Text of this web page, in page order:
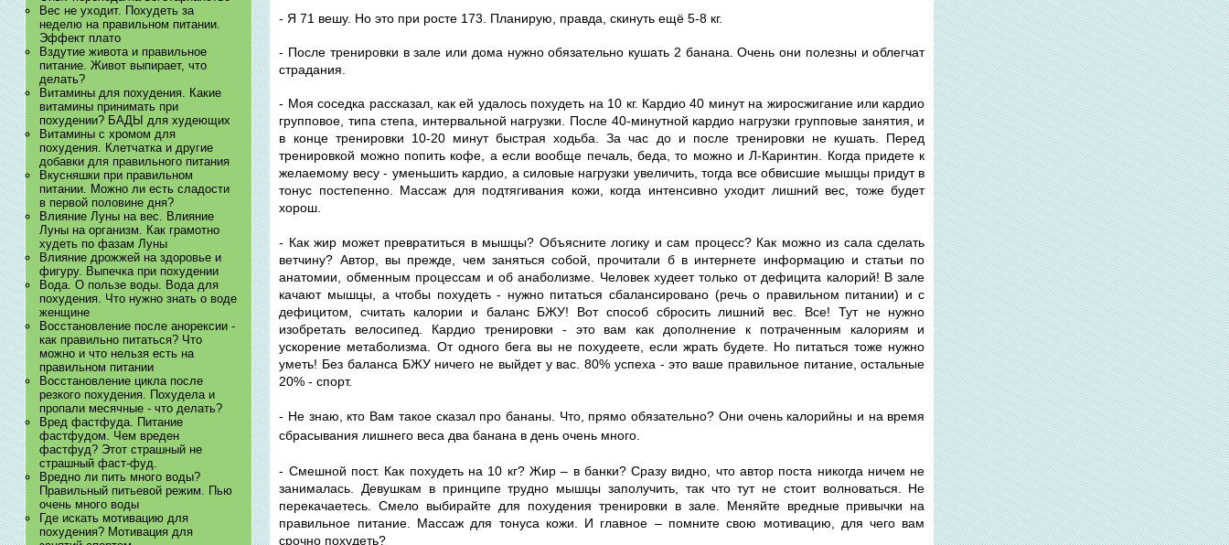
Вес не уходит. Похудеть за
неделю на правильном питании.
Эффект плато
Вздутие живота и правильное
питание. Живот выпирает, что
делать?
Витамины для похудения. Какие
витамины принимать при
похудении? БАДЫ для худеющих
Витамины с хромом для
похудения. Клетчатка и другие
добавки для правильного питания
Вкусняшки при правильном
питании. Можно ли есть сладости
в первой половине дня?
Влияние Луны на вес. Влияние
Луны на организм. Как грамотно
худеть по фазам Луны
Влияние дрожжей на здоровье и
фигуру. Выпечка при похудении
Вода. О пользе воды. Вода для
похудения. Что нужно знать о воде
женщине
Восстановление после анорексии -
как правильно питаться? Что
можно и что нельзя есть на
правильном питании
Восстановление цикла после
резкого похудения. Похудела и
пропали месячные - что делать?
Вред фастфуда. Питание
фастфудом. Чем вреден
фастфуд? Этот страшный не
страшный фаст-фуд.
Вредно ли пить много воды?
Правильный питьевой режим. Пью
очень много воды
Где искать мотивацию для
похудения? Мотивация для
- Я 71 вешу. Но это при росте 173. Планирую, правда, скинуть ещё 5-8 кг.
- После тренировки в зале или дома нужно обязательно кушать 2 банана. Очень они полезны и облегчат
страдания.
- Моя соседка рассказал, как ей удалось похудеть на 10 кг. Кардио 40 минут на жиросжигание или кардио
групповое, типа степа, интервальной нагрузки. После 40-минутной кардио нагрузки групповые занятия, и
в конце тренировки 10-20 минут быстрая ходьба. За час до и после тренировки не кушать. Перед
тренировкой можно попить кофе, а если вообще печаль, беда, то можно и Л-Каринтин. Когда придете к
желаемому весу - уменьшить кардио, а силовые нагрузки увеличить, тогда все обвисшие мышцы придут в
тонус постепенно. Массаж для подтягивания кожи, когда интенсивно уходит лишний вес, тоже будет
хорош.
- Как жир может превратиться в мышцы? Объясните логику и сам процесс? Как можно из сала сделать
ветчину? Автор, вы прежде, чем заняться собой, прочитали б в интернете информацию и статьи по
анатомии, обменным процессам и об анаболизме. Человек худеет только от дефицита калорий! В зале
качают мышцы, а чтобы похудеть - нужно питаться сбалансировано (речь о правильном питании) и с
дефицитом, считать калории и баланс БЖУ! Вот способ сбросить лишний вес. Все! Тут не нужно
изобретать велосипед. Кардио тренировки - это вам как дополнение к потраченным калориям и
ускорение метаболизма. От одного бега вы не похудеете, если жрать будете. Но питаться тоже нужно
уметь! Без баланса БЖУ ничего не выйдет у вас. 80% успеха - это ваше правильное питание, остальные
20% - спорт.
- Не знаю, кто Вам такое сказал про бананы. Что, прямо обязательно? Они очень калорийны и на время
сбрасывания лишнего веса два банана в день очень много.
- Смешной пост. Как похудеть на 10 кг? Жир – в банки? Сразу видно, что автор поста никогда ничем не
занималась. Девушкам в принципе трудно мышцы заполучить, так что тут не стоит волноваться. Не
перекачаетесь. Смело выбирайте для похудения тренировки в зале. Меняйте вредные привычки на
правильное питание. Массаж для тонуса кожи. И главное – помните свою мотивацию, для чего вам
срочно похудеть?